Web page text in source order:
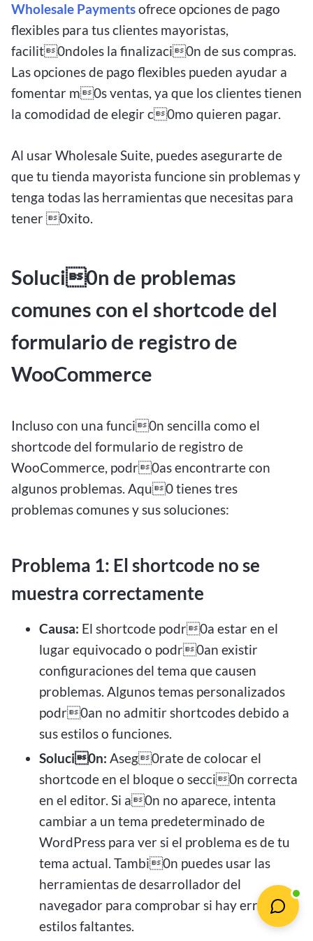
Wholesale Paymentsofrece opciones de pago
flexibles para tus clientes mayoristas,
facilit0ndoles la finalizaci0n de sus compras.
Las opciones de pago flexibles pueden ayudar a
fomentar m0s ventas, ya que los clientes tienen
la comodidad de elegir c0mo quieren pagar.
Al usar Wholesale Suite, puedes asegurarte de
que tu tienda mayorista funcione sin problemas y
tenga todas las herramientas que necesitas para
tener 0xito.
Soluci0n de problemas
comunes con el shortcode del
formulario de registro de
WooCommerce
Incluso con una funci0n sencilla como el
shortcode del formulario de registro de
WooCommerce, podr0as encontrarte con
algunos problemas. Aqu0 tienes tres
problemas comunes y sus soluciones:
Problema 1: El shortcode no se
muestra correctamente
Causa: El shortcode podr0a estar en el
lugar equivocado o podr0an existir
configuraciones del tema que causen
problemas. Algunos temas personalizados
podr0an no admitir shortcodes debido a
sus estilos o funciones.
Soluci0n: Aseg0rate de colocar el
shortcode en el bloque o secci0n correcta
en el editor. Si a0n no aparece, intenta
cambiar a un tema predeterminado de
WordPress para ver si el problema es de tu
tema actual. Tambi0n puedes usar las
herramientas de desarrollador del
navegador para comprobar si hay errores o
estilos faltantes.